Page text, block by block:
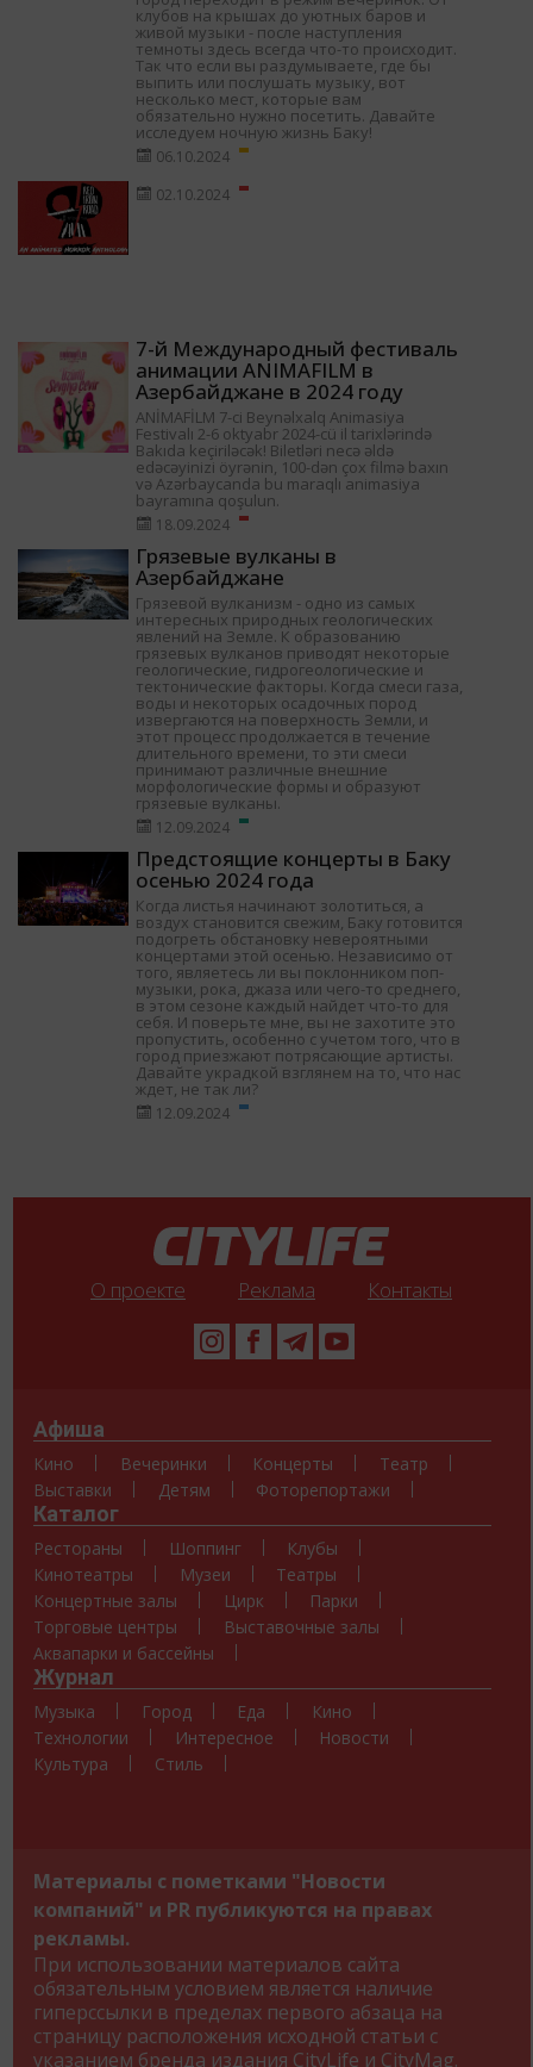
клубов на крышах до уютных баров и
живой музыки - после наступления
темноты здесь всегда что-то происходит.
Так что если вы раздумываете, где бы
выпить или послушать музыку, вот
несколько мест, которые вам
обязательно нужно посетить. Давайте
исследуем ночную жизнь Баку!
06.10.2024
02.10.2024
7-й Международный фестиваль
анимации ANIMAFILM в
Азербайджане в 2024 году
ANİMAFİLM 7-ci Beynəlxalq Animasiya
Festivalı 2-6 oktyabr 2024-cü il tarixlərində
Bakıda keçiriləcək! Biletləri necə əldə
edəcəyinizi öyrənin, 100-dən çox filmə baxın
və Azərbaycanda bu maraqlı animasiya
bayramına qoşulun.
18.09.2024
Грязевые вулканы в
Азербайджане
Грязевой вулканизм - одно из самых
интересных природных геологических
явлений на Земле. К образованию
грязевых вулканов приводят некоторые
геологические, гидрогеологические и
тектонические факторы. Когда смеси газа,
воды и некоторых осадочных пород
извергаются на поверхность Земли, и
этот процесс продолжается в течение
длительного времени, то эти смеси
принимают различные внешние
морфологические формы и образуют
грязевые вулканы.
12.09.2024
Предстоящие концерты в Баку
осенью 2024 года
Когда листья начинают золотиться, а
воздух становится свежим, Баку готовится
подогреть обстановку невероятными
концертами этой осенью. Независимо от
того, являетесь ли вы поклонником поп-
музыки, рока, джаза или чего-то среднего,
в этом сезоне каждый найдет что-то для
себя. И поверьте мне, вы не захотите это
пропустить, особенно с учетом того, что в
город приезжают потрясающие артисты.
Давайте украдкой взглянем на то, что нас
ждет, не так ли?
12.09.2024
О проекте Реклама Контакты
Афиша
Кино Вечеринки Концерты
Театр
Выставки
Детям Фоторепортажи
Каталог
Рестораны Шоппинг
Клубы
Кинотеатры
Музеи
Театры
Концертные залы
Цирк
Парки
Торговые центры
Выставочные залы
Аквапарки и бассейны
Журнал
Музыка Город Еда
Кино
Технологии
Интересное
Новости
Культура
Стиль
Материалы с пометками "Новости
компаний" и PR публикуются на правах
рекламы.
При использовании материалов сайта
обязательным условием является наличие
гиперссылки в пределах первого абзаца на
страницу расположения исходной статьи с
указанием бренда издания CityLife и CityMag.